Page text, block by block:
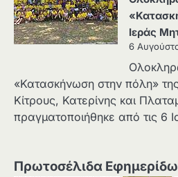
Ιεράς
6
«Κατασκήνωση στην πόλη»
Κίτρους, Κατερίνης και
πραγματοποιήθηκε από τις 6
Πρωτοσέλιδα